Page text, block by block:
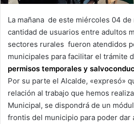
La mañana de este miércoles 04
cantidad de usuarios entre adultos
sectores rurales fueron atendidos
municipales para facilitar el trámite
permisos temporales y
Por su parte el Alcalde, «expresó»
relación al trabajo que hemos
Municipal, se dispondrá de un
frontis del municipio para poder dar